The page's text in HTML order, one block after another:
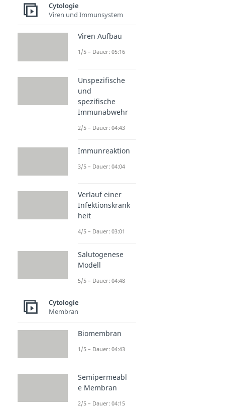
Cytologie
Viren und Immunsystem
Viren Aufbau
1/5 – Dauer: 05:16
Unspezifische
und
spezifische
Immunabwehr
2/5 – Dauer: 04:43
Immunreaktion
3/5 – Dauer: 04:04
Verlauf einer
Infektionskrank
heit
4/5 – Dauer: 03:01
Salutogenese
Modell
5/5 – Dauer: 04:48
Cytologie
Membran
Biomembran
1/5 – Dauer: 04:43
Semipermeabl
e Membran
2/5 – Dauer: 04:15